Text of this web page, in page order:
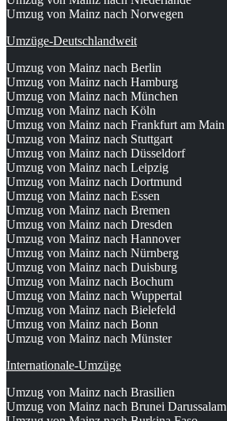
Umzug von Mainz nach Norwegen
Umzüge-Deutschlandweit
Umzug von Mainz nach Berlin
Umzug von Mainz nach Hamburg
Umzug von Mainz nach München
Umzug von Mainz nach Köln
Umzug von Mainz nach Frankfurt am Main
Umzug von Mainz nach Stuttgart
Umzug von Mainz nach Düsseldorf
Umzug von Mainz nach Leipzig
Umzug von Mainz nach Dortmund
Umzug von Mainz nach Essen
Umzug von Mainz nach Bremen
Umzug von Mainz nach Dresden
Umzug von Mainz nach Hannover
Umzug von Mainz nach Nürnberg
Umzug von Mainz nach Duisburg
Umzug von Mainz nach Bochum
Umzug von Mainz nach Wuppertal
Umzug von Mainz nach Bielefeld
Umzug von Mainz nach Bonn
Umzug von Mainz nach Münster
Internationale-Umzüge
Umzug von Mainz nach Brasilien
Umzug von Mainz nach Brunei Darussalam